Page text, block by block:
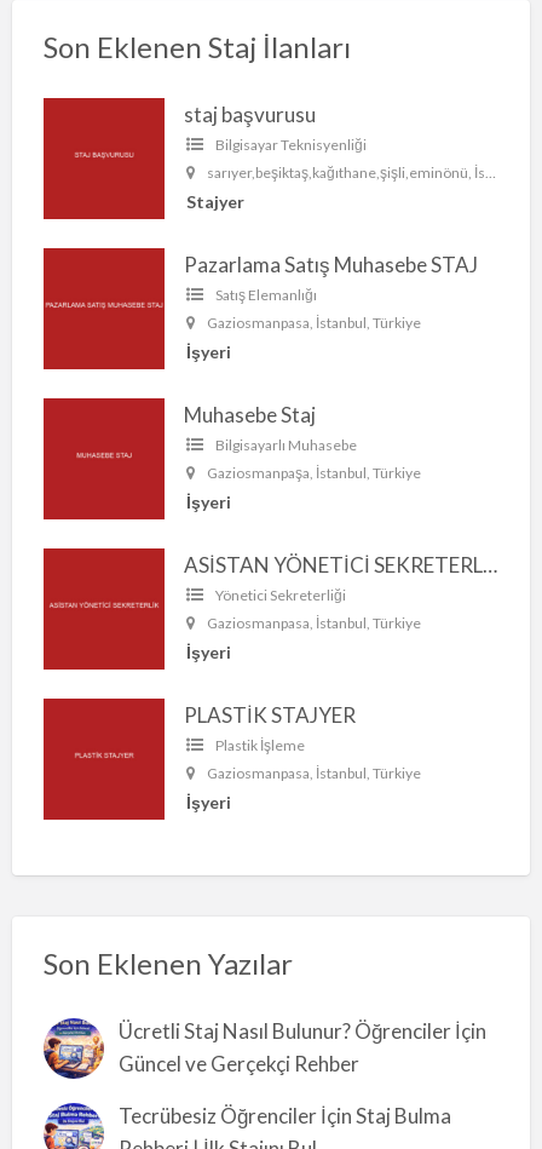
Son Eklenen Staj İlanları
staj başvurusu
Bilgisayar Teknisyenliği
sarıyer,beşiktaş,kağıthane,şişli,eminönü, İstanbul, Türkiye
Stajyer
Pazarlama Satış Muhasebe STAJ
Satış Elemanlığı
Gaziosmanpasa, İstanbul, Türkiye
İşyeri
Muhasebe Staj
Bilgisayarlı Muhasebe
Gaziosmanpaşa, İstanbul, Türkiye
İşyeri
ASİSTAN YÖNETİCİ SEKRETERLİK
Yönetici Sekreterliği
Gaziosmanpasa, İstanbul, Türkiye
İşyeri
PLASTİK STAJYER
Plastik İşleme
Gaziosmanpasa, İstanbul, Türkiye
İşyeri
Son Eklenen Yazılar
Ücretli Staj Nasıl Bulunur? Öğrenciler İçin
Güncel ve Gerçekçi Rehber
Tecrübesiz Öğrenciler İçin Staj Bulma